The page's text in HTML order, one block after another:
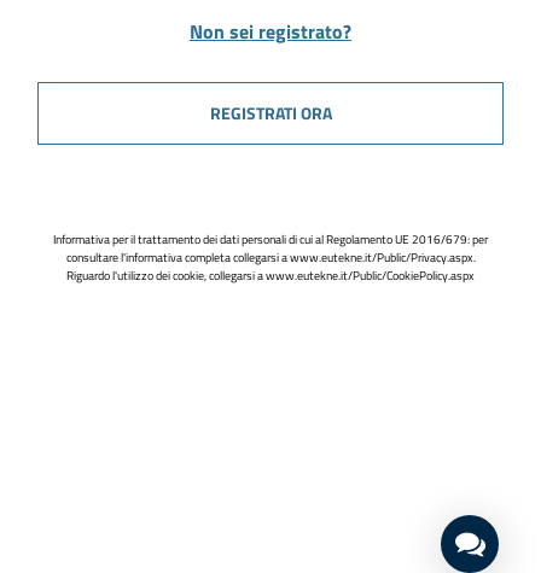
Non sei registrato?
REGISTRATI ORA
Informativa per il trattamento dei dati personali di cui al Regolamento UE 2016/679: per
consultare l'informativa completa collegarsi awww.eutekne.it/Public/Privacy.aspx.
Riguardo l'utilizzo dei cookie, collegarsi awww.eutekne.it/Public/CookiePolicy.aspx